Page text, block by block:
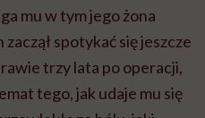
mu w tym jego żona
spotykać się jeszcze
trzy lata po operacji,
tego, jak udaje mu się